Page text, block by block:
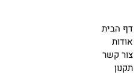
דף הבית
אודות
צור קשר
תקנון